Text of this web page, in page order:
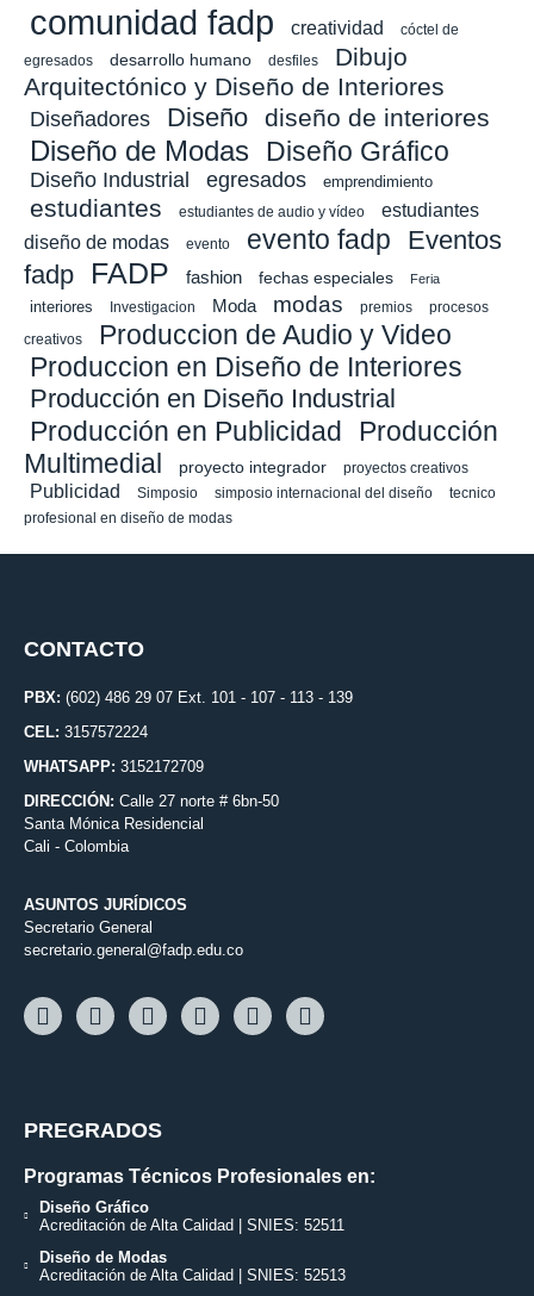
comunidad fadp creatividad
cóctel de
egresados
desarrollo humano desfiles
Dibujo
Arquitectónico y Diseño de Interiores
Diseñadores Diseño diseño de interiores
Diseño de Modas Diseño Gráfico
Diseño Industrial egresados emprendimiento
estudiantes estudiantes de audio y vídeo
estudiantes
diseño de modas
evento evento fadp
Eventos
fadp
FADP fashion fechas especiales Feria
interiores Investigacion Moda modas premios procesos
creativos Produccion de Audio y Video
Produccion en Diseño de Interiores
Producción en Diseño Industrial
Producción en Publicidad
Producción
Multimedial
proyecto integrador proyectos creativos
Publicidad Simposio simposio internacional del diseño
tecnico
profesional en diseño de modas
CONTACTO
PBX: (602) 486 29 07 Ext. 101 - 107 - 113 - 139
CEL: 3157572224
WHATSAPP: 3152172709
DIRECCIÓN: Calle 27 norte # 6bn-50
Santa Mónica Residencial
Cali - Colombia
ASUNTOS JURÍDICOS
Secretario General
secretario.general@fadp.edu.co
PREGRADOS
Programas Técnicos Profesionales en:
Diseño Gráfico
Acreditación de Alta Calidad | SNIES: 52511
Diseño de Modas
Acreditación de Alta Calidad | SNIES: 52513